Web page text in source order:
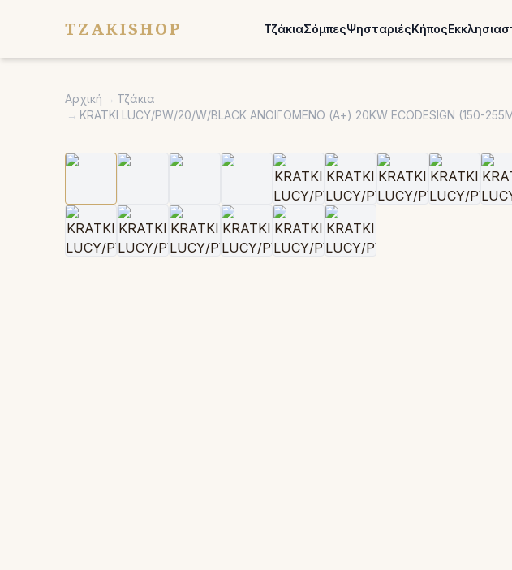
TZAKISHOP ΤζάκιαΣόμπεςΨησταριέςΚήπος
Αρχική → Τζάκια
→ KRATKI LUCY/PW/20/W/BLACK ΑΝΟΙΓΟΜΕΝΟ (Α+) 20KW ECODESIGN